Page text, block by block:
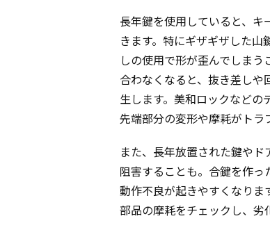
長年鍵を使用していると、
きます。特にギザギザした
しの使用で形が歪んでしま
合わなくなると、抜き差し
生します。美和ロックなどの
先端部分の変形や摩耗がトラ
また、長年放置された鍵や
阻害することも。合鍵を作っ
動作不良が起きやすくなり
部品の摩耗をチェックし、劣